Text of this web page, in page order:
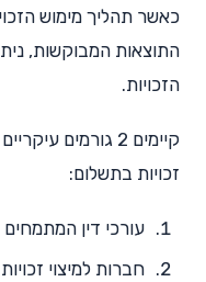
כאשר תהליך מימוש
התוצאות המבוקשות,
הזכויות.
קיימים 2 גורמים
זכויות בתשלום:
עורכי דין המתמחים
חברות למיצוי זכויות